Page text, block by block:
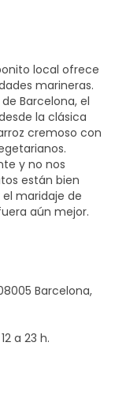
local ofrece
marineras.
Barcelona, el
la clásica
cremoso con
y no nos
están bien
maridaje de
aún mejor.
Barcelona,
a 23 h.